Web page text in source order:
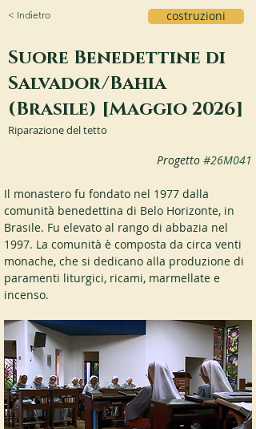
< Indietro costruzioni
Suore Benedettine di
Salvador/Bahia
(Brasile) [Maggio 2026]
Riparazione del tetto
Progetto #26M041
Il monastero fu fondato nel 1977 dalla
comunità benedettina di Belo Horizonte, in
Brasile. Fu elevato al rango di abbazia nel
1997. La comunità è composta da circa venti
monache, che si dedicano alla produzione di
paramenti liturgici, ricami, marmellate e
incenso.